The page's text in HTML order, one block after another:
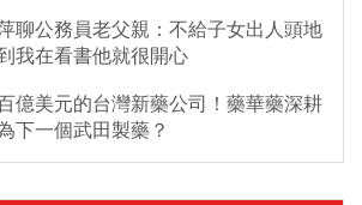
聊公務員老父親：不給子女出人頭地
我在看書他就很開心
億美元的台灣新藥公司！藥華藥深耕
下一個武田製藥？